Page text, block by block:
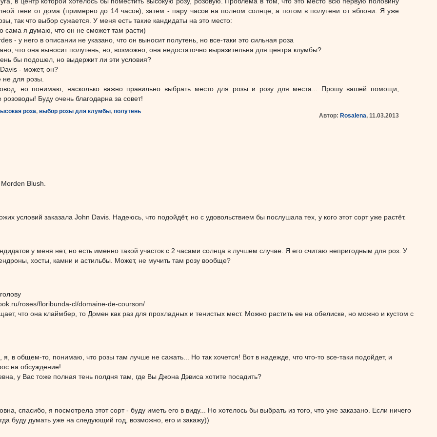
тени от дома (примерно до 14 часов), затем - пару часов на полном солнце, а потом в полутени от яблони. Я уже
так что выбор сужается. У меня есть такие кандидаты на это место:
сама я думаю, что он не сможет там расти)
- у него в описании не указано, что он выносит полутень, но все-таки это сильная роза
что она выносит полутень, но, возможно, она недостаточно выразительна для центра клумбы?
бы подошел, но выдержит ли эти условия?
- может, он?
не для розы.
но понимаю, насколько важно правильно выбрать место для розы и розу для места... Прошу вашей помощи,
Буду очень благодарна за совет!
роза, выбор розы для клумбы, полутень
Автор: Rosalena, 11.03.2013
Blush.
условий заказала John Davis. Надеюсь, что подойдёт, но с удовольствием бы послушала тех, у кого этот сорт уже растёт.
у меня нет, но есть именно такой участок с 2 часами солнца в лучшем случае. Я его считаю непригодным для роз. У
хосты, камни и астильбы. Может, не мучить там розу вообще?
roses/floribunda-cl/domaine-de-courson/
что она клаймбер, то Домен как раз для прохладных и тенистых мест. Можно растить ее на обелиске, но можно и кустом с
в общем-то, понимаю, что розы там лучше не сажать... Но так хочется! Вот в надежде, что что-то все-таки подойдет, и
на обсуждение!
у Вас тоже полная тень полдня там, где Вы Джона Дэвиса хотите посадить?
спасибо, я посмотрела этот сорт - буду иметь его в виду... Но хотелось бы выбрать из того, что уже заказано. Если ничего
буду думать уже на следующий год, возможно, его и закажу))